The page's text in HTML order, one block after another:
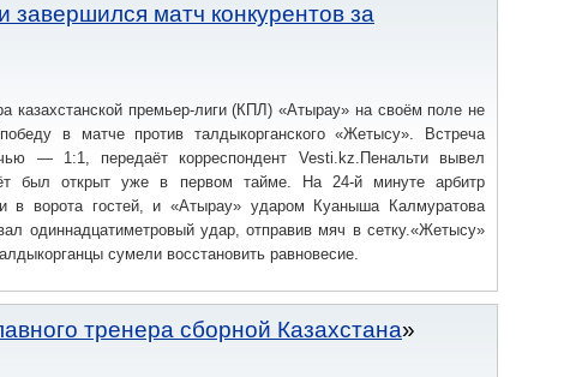
матч конкурентов за
казахстанской премьер-лиги (КПЛ) «Атырау» на своём поле не
в матче против талдыкорганского «Жетысу». Встреча
— 1:1, передаёт корреспондент Vesti.kz.Пенальти вывел
был открыт уже в первом тайме. На 24-й минуте арбитр
в ворота гостей, и «Атырау» ударом Куаныша Калмуратова
одиннадцатиметровый удар, отправив мяч в сетку.«Жетысу»
сумели восстановить равновесие.
тренера сборной Казахстана